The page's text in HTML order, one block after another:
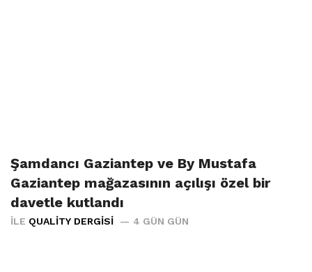
Şamdancı Gaziantep ve By Mustafa
Gaziantep mağazasının açılışı özel bir
davetle kutlandı
İLE QUALITY DERGISI 4 GÜN GÜN